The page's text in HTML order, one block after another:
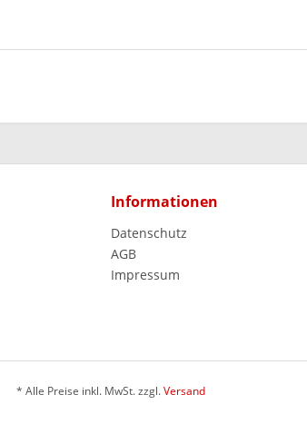
Informationen
Datenschutz
AGB
Impressum
* Alle Preise inkl. MwSt. zzgl.Versand